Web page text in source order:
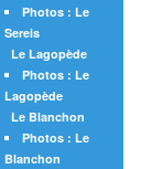
Photos : Le
Sereis
Le Lagopède
Photos : Le
Lagopède
Le Blanchon
Photos : Le
Blanchon